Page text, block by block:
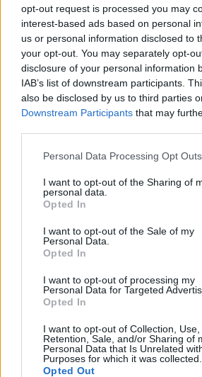
opt-out request is processed you may
interest-based ads based on personal
us or personal information disclosed to
your opt-out. You may separately opt-
disclosure of your personal information
IAB’s list of downstream participants.
also be disclosed by us to third parties
Downstream Participants that may
Personal Data Processing Opt Outs
I want to opt-out of the Sharing of
personal data.
Opted In
I want to opt-out of the Sale of my
Personal Data.
Opted In
I want to opt-out of processing my
Personal Data for Targeted
Opted In
I want to opt-out of Collection, Use,
Retention, Sale, and/or Sharing of
Personal Data that Is Unrelated
Purposes for which it was collected.
Opted Out